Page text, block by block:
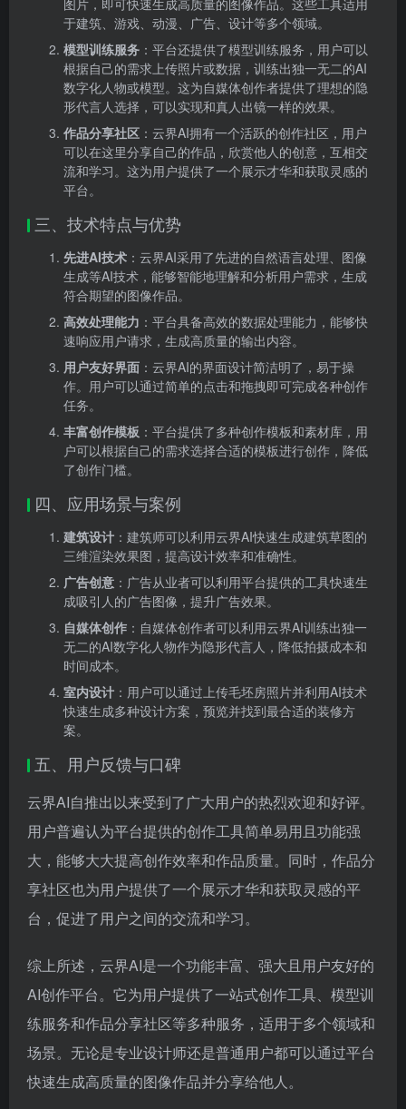
图片，即可快速生成高质量的图像作品。这些工具适用
于建筑、游戏、动漫、广告、设计等多个领域。
模型训练服务 ：平台还提供了模型训练服务，用户可以
根据自己的需求上传照片或数据，训练出独一无二的AI
数字化人物或模型。这为自媒体创作者提供了理想的隐
形代言人选择，可以实现和真人出镜一样的效果。
作品分享社区 ：云界AI拥有一个活跃的创作社区，用户
可以在这里分享自己的作品，欣赏他人的创意，互相交
流和学习。这为用户提供了一个展示才华和获取灵感的
平台。
三、技术特点与优势
先进AI技术 ：云界AI采用了先进的自然语言处理、图像
生成等AI技术，能够智能地理解和分析用户需求，生成
符合期望的图像作品。
高效处理能力 ：平台具备高效的数据处理能力，能够快
速响应用户请求，生成高质量的输出内容。
用户友好界面 ：云界AI的界面设计简洁明了，易于操
作。用户可以通过简单的点击和拖拽即可完成各种创作
任务。
丰富创作模板 ：平台提供了多种创作模板和素材库，用
户可以根据自己的需求选择合适的模板进行创作，降低
了创作门槛。
四、应用场景与案例
建筑设计 ：建筑师可以利用云界AI快速生成建筑草图的
三维渲染效果图，提高设计效率和准确性。
广告创意 ：广告从业者可以利用平台提供的工具快速生
成吸引人的广告图像，提升广告效果。
自媒体创作 ：自媒体创作者可以利用云界AI训练出独一
无二的AI数字化人物作为隐形代言人，降低拍摄成本和
时间成本。
室内设计 ：用户可以通过上传毛坯房照片并利用AI技术
快速生成多种设计方案，预览并找到最合适的装修方
案。
五、用户反馈与口碑
云界AI自推出以来受到了广大用户的热烈欢迎和好评。
用户普遍认为平台提供的创作工具简单易用且功能强
大，能够大大提高创作效率和作品质量。同时，作品分
享社区也为用户提供了一个展示才华和获取灵感的平
台，促进了用户之间的交流和学习。
综上所述，云界AI是一个功能丰富、强大且用户友好的
AI创作平台。它为用户提供了一站式创作工具、模型训
练服务和作品分享社区等多种服务，适用于多个领域和
场景。无论是专业设计师还是普通用户都可以通过平台
快速生成高质量的图像作品并分享给他人。